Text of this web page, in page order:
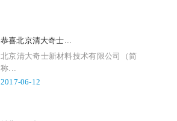
恭喜北京清大奇士...
北京清大奇士新材料技术有限公司（简
称...
2017-06-12